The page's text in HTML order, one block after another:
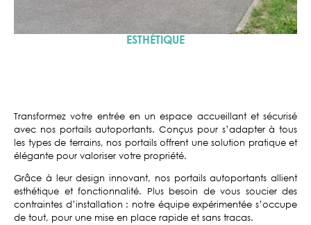
ESTHÉTIQUE
Transformez votre entrée en un espace accueillant et sécurisé
avec nos portails autoportants. Conçus pour s’adapter à tous
les types de terrains, nos portails offrent une solution pratique et
élégante pour valoriser votre propriété.
Grâce à leur design innovant, nos portails autoportants allient
esthétique et fonctionnalité. Plus besoin de vous soucier des
contraintes d’installation : notre équipe expérimentée s’occupe
de tout, pour une mise en place rapide et sans tracas.